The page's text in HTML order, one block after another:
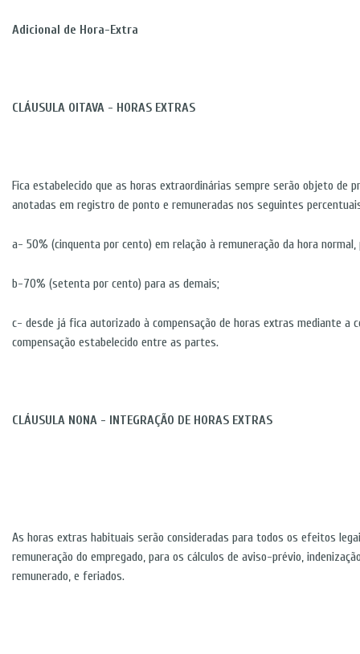
Adicional de Hora-Extra
CLÁUSULA OITAVA - HORAS EXTRAS
Fica estabelecido que as horas extraordinárias sempre serão objeto de
anotadas em registro de ponto e remuneradas nos seguintes
a- 50% (cinquenta por cento) em relação à remuneração da hora
b-70% (setenta por cento) para as demais;
c- desde já fica autorizado à compensação de horas extras mediante a
compensação estabelecido entre as partes.
CLÁUSULA NONA - INTEGRAÇÃO DE HORAS EXTRAS
As horas extras habituais serão consideradas para todos os efeitos
remuneração do empregado, para os cálculos de aviso-prévio,
remunerado, e feriados.